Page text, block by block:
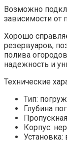
Возможно
зависимости от
Хорошо
резервуаров,
полива
надежность и
Технические
Тип:
Глубина
Корпус:
Установка: